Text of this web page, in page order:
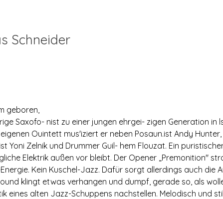
Schneider
geboren,
Saxofo- nist zu einer jungen ehrgei- zigen Generation in
eigenen Ouintett mus'iziert er neben Posaun.ist Andy
Yoni Zelnik und Drummer Guil- hem Flouzat. Ein
Elektrik außen vor bleibt. Der Opener „Premonition"
Kein Kuschel-Jazz. Dafür sorgt allerdings auch die
klingt etwas verhangen und dumpf, gerade so, als
eines alten Jazz-Schuppens nachstellen. Melodisch und